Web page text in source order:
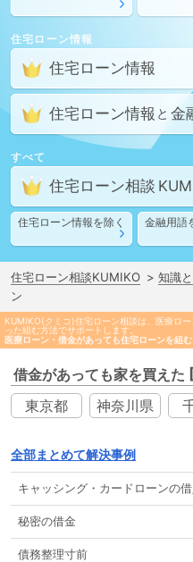
KUMIKO(クミコ)住宅ローン相談は、医療ロ
った組む方法でサポートします。
医療ローン・借金があっても住宅ローンを組
住宅ローン情報
住宅ローン情報
住宅ローン情報 と 金
すべて
住宅ローン相談
住宅ローン情報を除く 金融用語
住宅ローン相談KUMIKO 知識
ン
借金があっても家を買えた
東京都 神奈川県
全部まとめて解決事例
キャッシング ・ カードローンの借
秘密の借金
債務整理寸前